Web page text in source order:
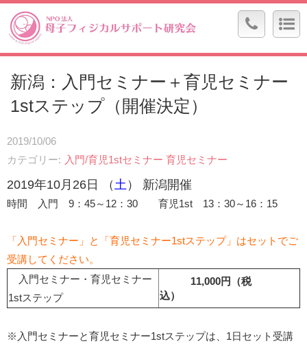
新潟：入門セミナー＋育児セミナー
1stステップ（開催決定）
2019/10/06
カテゴリー
入門/育児1stセミナー 育児セミナー
2019年10月26 日 （土） 新潟開催
時間 入門 9：45～12：30 育児1st 13：30～16：15
「入門セミナー」と「育児セミナー1stステップ」はセットでご
受講してください。
入門セミナー・育児セミナー
1stステップ
11,000円（税
込）
※入門セミナーと育児セミナー1stステップは、1日セット受講